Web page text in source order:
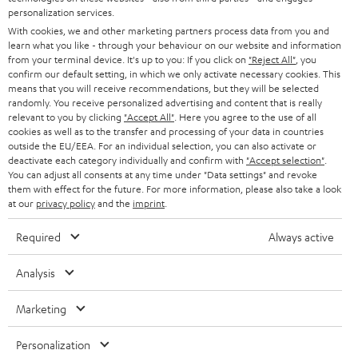
USB-Soundcard zur Nutzung an Desktop/Laptop (Mac/Win7/10)
Bluetooth aptX® und NFC für Bluetooth für Musikstreaming von
Spotify, YouTube, Apple Music, Deezer, TuneIn etc. in CD-naher
Qualität
Party-Modus: Zwei Smartphones können mit dem Lautsprecher
verbunden werden
USB Powerbank / USB Ladefunktion an den Boxen
Wasserdicht nach IPX7, Strahlwassergeschützt nach IPX5
GoPro-kompatibles Gewinde
Extra Bedientasten für wichtigste Funktionen an den Boxen
Connect-Modus zum Verbinden von zwei Lautsprechern desselben
Typs
Starker Lithium Ionen Akku / Lange Akkulaufzeit
AUX-Eingang zum Anschluss von MP3-Player, CD-Player oder
Intelligentes und edles Produktdesign für ein breites
Abstrahlverhalten und den besten Sound
Bei unseren tragbaren Lautsprechern und Soundgiganten der
ROCKSTER-Serie sind zusätzlich Anschlüsse für Mikrofon,
Instrumente (z.B. E-Gitarre) und Line-In vorhanden; Stereo-Setup mit
SOUNDBARS
STEREO
SMART HOME
BLUETOOTH-LAUTSPRECHER
KOPFHÖRER
BLUETOOTH-KOPFHÖRER
LAUTSPRECHER
ULTIMA-SERIE
IN-EAR-KOPFHÖRER
PRESSE & MARKETING
GESCHÄFTSKUNDEN
PARTNERPROGRAMM
BLOG
NEWSLETTER
STORES
DEINE VORTEILE BEI TEUFEL
TEUFEL STORY
UNSER MANAGEMENT
DEUTSCHLAND
ÖSTERREICH
SCHWEIZ
NIEDERLANDE
BELGIEN
POLEN
SPANIEN
Technische Änderungen, Tippfehler und Irrtum vorbehalten. Das auf unseren
Fotos abgebildete Zubehör ist nicht im Lieferumfang enthalten. Etwaige
personalization services.
With cookies, we and other marketing partners process data from you and
learn what you like - through your behaviour on our website and information
from your terminal device. It's up to you: If you click on "Reject All" , you
confirm our default setting, in which we only activate necessary cookies. This
means that you will receive recommendations, but they will be selected
randomly. You receive personalized advertising and content that is really
relevant to you by clicking "Accept All" . Here you agree to the use of all
cookies as well as to the transfer and processing of your data in countries
outside the EU/EEA. For an individual selection, you can also activate or
deactivate each category individually and confirm with "Accept selection"
You can adjust all consents at any time under "Data settings" and revoke
them with effect for the future. For more information, please also take a look
at our privacy policyand the imprint
Required Always active
Analysis
Marketing
Personalization